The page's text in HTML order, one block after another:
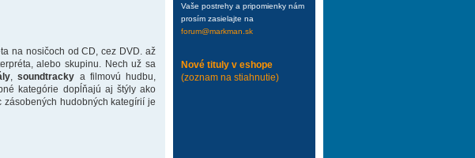
na nosičoch od CD, cez DVD. až
alebo skupinu. Nech už sa
,soundtracky a filmovú hudbu,
kategórie dopĺňajú aj štýly ako
hudobných kategírií je
Vaše postrehy a pripomienky nám
prosím zasielajte na
forum@markman.sk
Nové tituly v eshope
(zoznam na stiahnutie)